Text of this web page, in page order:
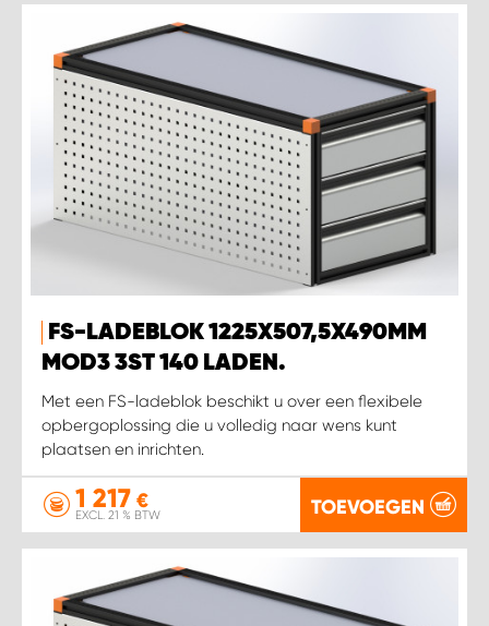
FS-LADEBLOK 1225X507,5X490MM
MOD3 3ST 140 LADEN.
Met een FS-ladeblok beschikt u over een flexibele
opbergoplossing die u volledig naar wens kunt
plaatsen en inrichten.
1 217 €
EXCL. 21 % BTW TOEVOEGEN